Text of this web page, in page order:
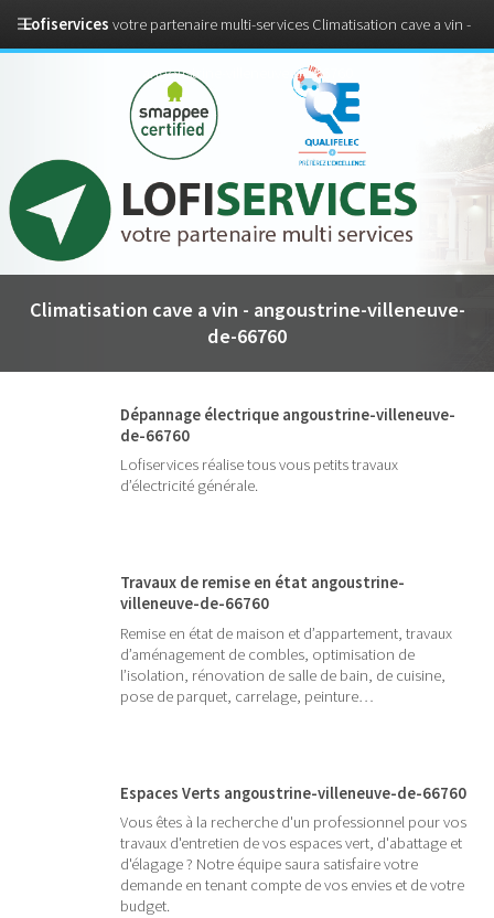
Climatisation cave a vin - angoustrine-villeneuve-
de-66760
Dépannage électrique angoustrine-villeneuve-
de-66760
Lofiservices réalise tous vous petits travaux
d’électricité générale.
Travaux de remise en état angoustrine-
villeneuve-de-66760
Remise en état de maison et d’appartement, travaux
d’aménagement de combles, optimisation de
l’isolation, rénovation de salle de bain, de cuisine,
pose de parquet, carrelage, peinture…
Espaces Verts angoustrine-villeneuve-de-66760
Vous êtes à la recherche d'un professionnel pour vos
travaux d'entretien de vos espaces vert, d'abattage et
d'élagage ? Notre équipe saura satisfaire votre
demande en tenant compte de vos envies et de votre
budget.
Lofiservices votre partenaire multi-services Climatisation cave a vin -
angoustrine-villeneuve-de-66760